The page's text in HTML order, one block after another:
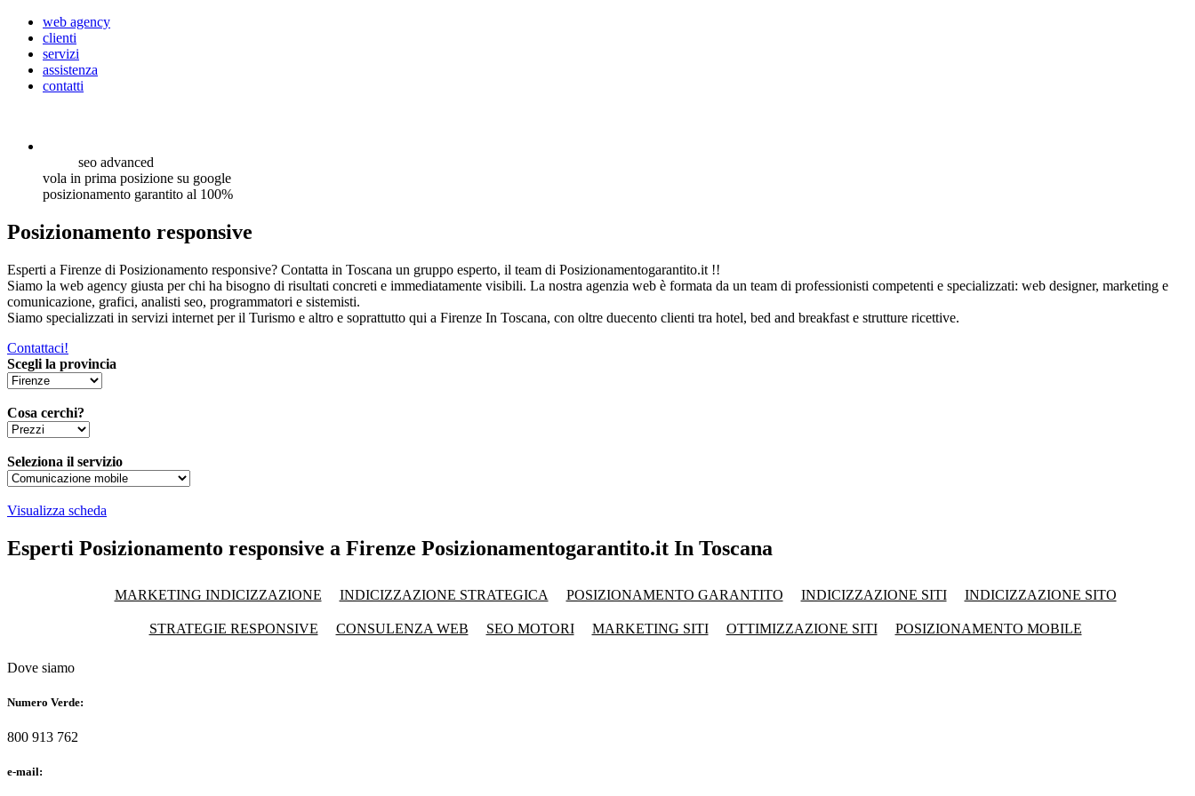
web agency
clienti
servizi
assistenza
contatti
seo advanced
vola in prima posizione su google
posizionamento garantito al 100%
Posizionamento responsive
Esperti a Firenze di Posizionamento responsive? Contatta in Toscana un gruppo esperto, il team di Posizionamentogarantito.it !!
Siamo la web agency giusta per chi ha bisogno di risultati concreti e immediatamente visibili. La nostra agenzia web è formata da un team di professionisti competenti e specializzati: web designer, marketing e
comunicazione, grafici, analisti seo, programmatori e sistemisti.
Siamo specializzati in servizi internet per il Turismo e altro e soprattutto qui a Firenze In Toscana, con oltre duecento clienti tra hotel, bed and breakfast e strutture ricettive.
Contattaci!
Scegli la provincia
Cosa cerchi?
Seleziona il servizio
Visualizza scheda
Esperti Posizionamento responsive a Firenze Posizionamentogarantito.it In Toscana
MARKETING INDICIZZAZIONE INDICIZZAZIONE STRATEGICA POSIZIONAMENTO GARANTITO INDICIZZAZIONE SITI INDICIZZAZIONE SITO
STRATEGIE RESPONSIVE CONSULENZA WEB SEO MOTORI MARKETING SITI OTTIMIZZAZIONE SITI POSIZIONAMENTO MOBILE
Dove siamo
Numero Verde:
800 913 762
e-mail: